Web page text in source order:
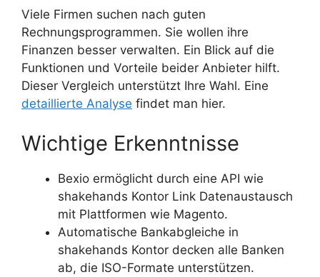
Viele Firmen suchen nach guten
Rechnungsprogrammen. Sie wollen ihre
Finanzen besser verwalten. Ein Blick auf die
Funktionen und Vorteile beider Anbieter hilft.
Dieser Vergleich unterstützt Ihre Wahl. Eine
detaillierte Analyse findet man hier.
Wichtige Erkenntnisse
Bexio ermöglicht durch eine API wie
shakehands Kontor Link Datenaustausch
mit Plattformen wie Magento.
Automatische Bankabgleiche in
shakehands Kontor decken alle Banken
ab, die ISO-Formate unterstützen.